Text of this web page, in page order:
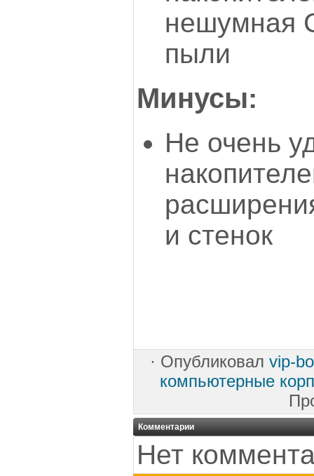
нешумная
пыли
Минусы:
Не очень
и стенок
· Опубликовал vip-
компьютерные
Комментарии
Нет